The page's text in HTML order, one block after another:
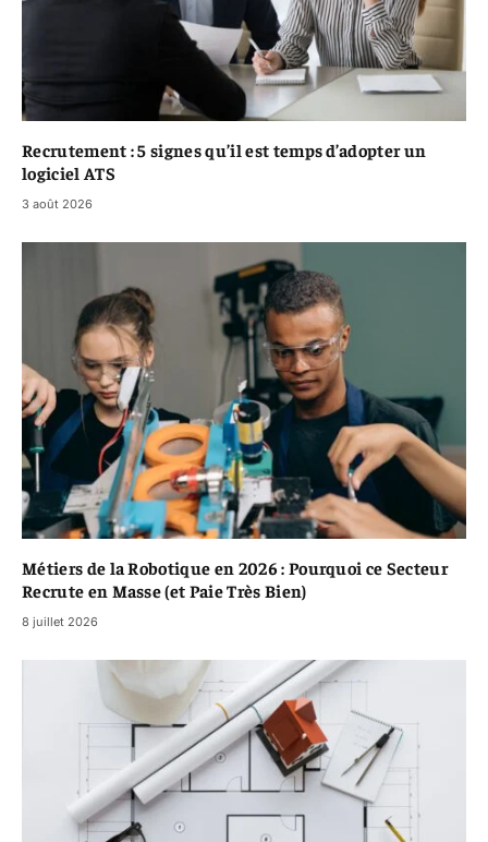
Recrutement : 5 signes qu’il est temps d’adopter un
logiciel ATS
3 août 2026
Métiers de la Robotique en 2026 : Pourquoi ce Secteur
Recrute en Masse (et Paie Très Bien)
8 juillet 2026